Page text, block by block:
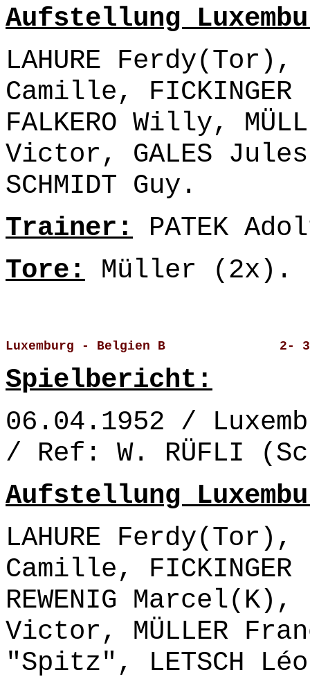
Aufstellung
LAHURE Ferdy(Tor),
Camille,
FALKERO Willy,
Victor, GALES
SCHMIDT Guy.
Trainer: PATEK
Tore: Müller (2x).
Luxemburg - Belgien B               2-
Spielbericht:
06.04.1952 /
/ Ref: W. RÜFLI
Aufstellung
LAHURE Ferdy(Tor),
Camille,
REWENIG Marcel(K),
Victor, MÜLLER
"Spitz", LETSCH